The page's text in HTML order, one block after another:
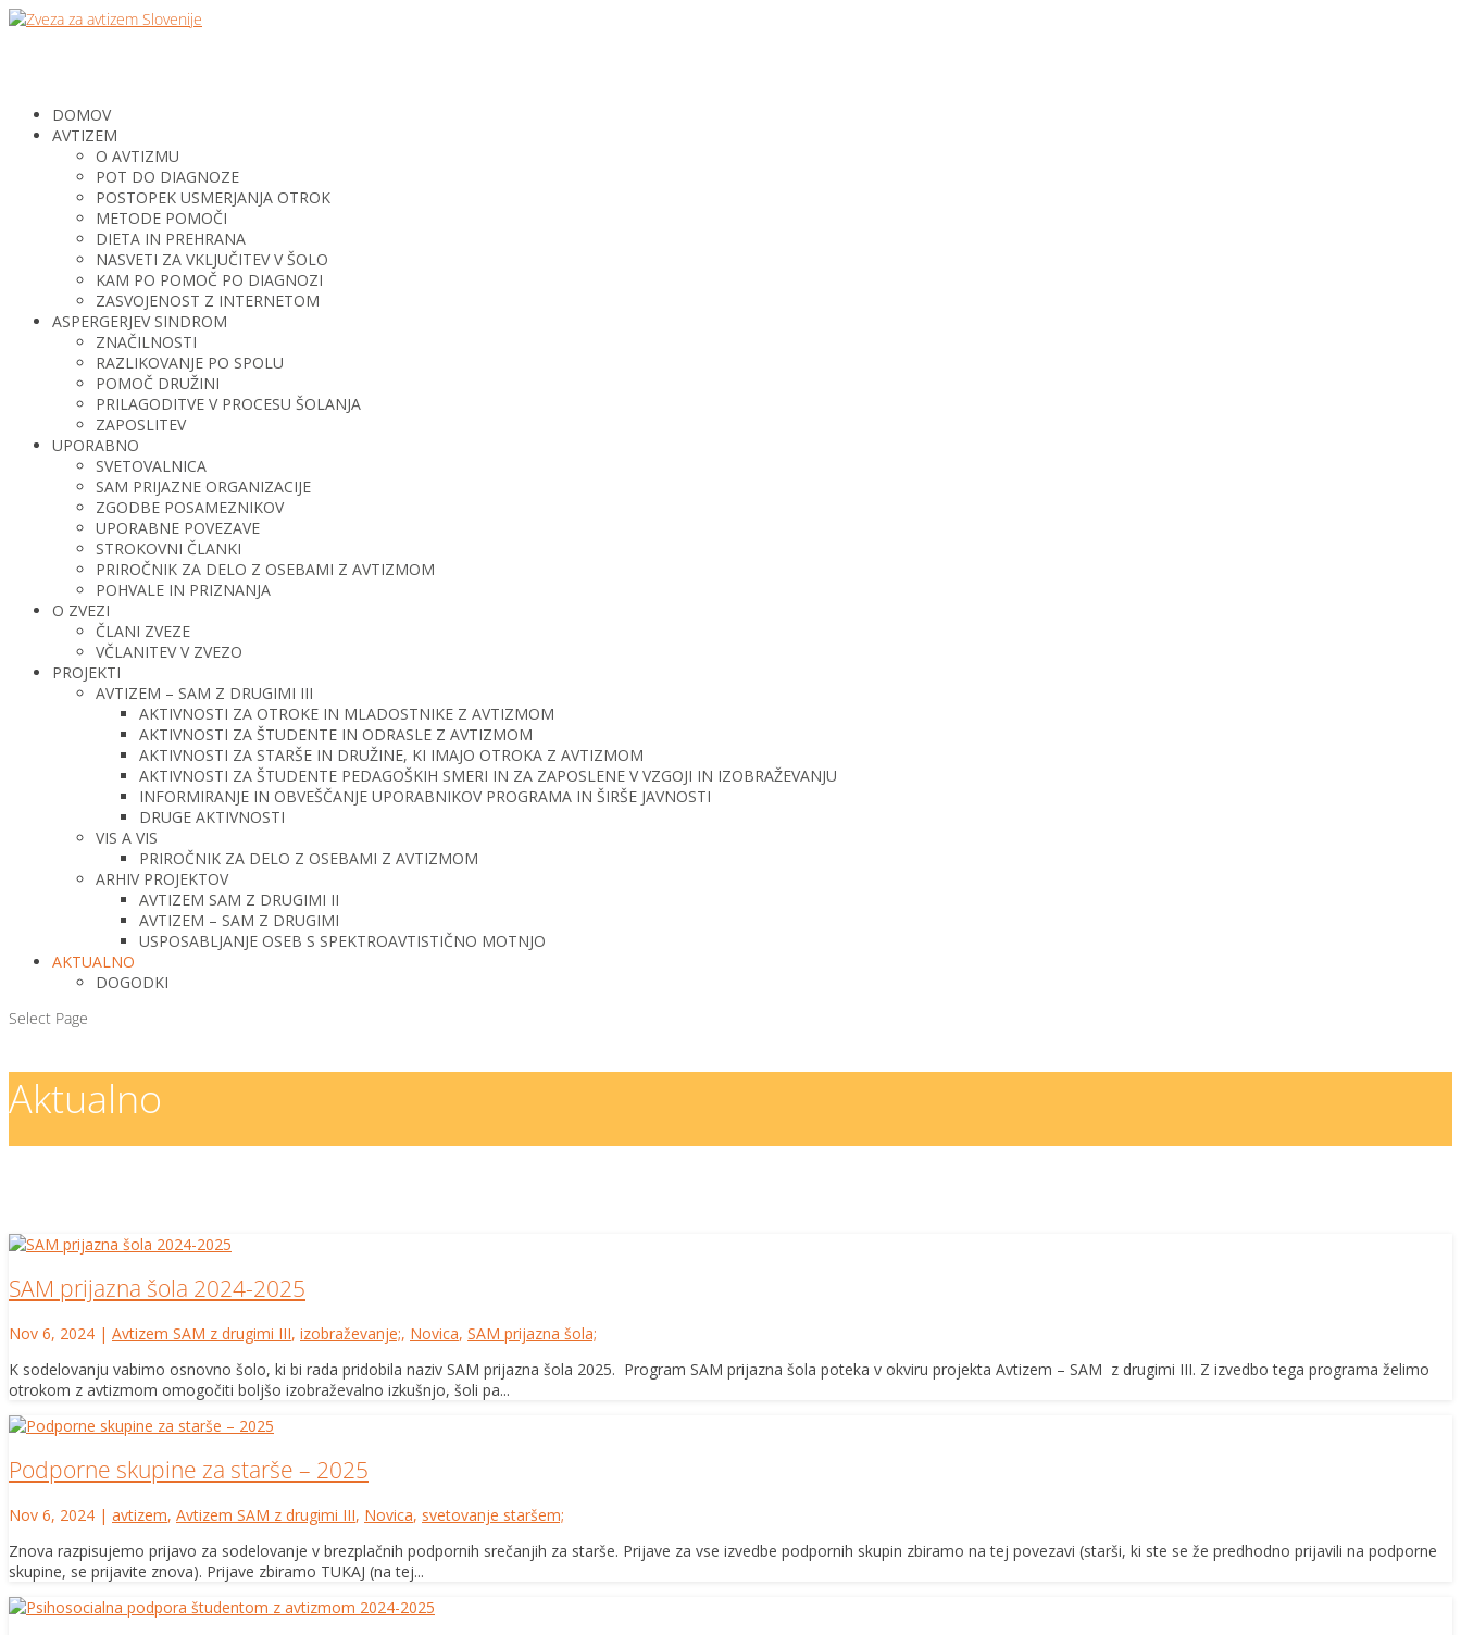
DOMOV
AVTIZEM
O AVTIZMU
POT DO DIAGNOZE
POSTOPEK USMERJANJA OTROK
METODE POMOČI
DIETA IN PREHRANA
NASVETI ZA VKLJUČITEV V ŠOLO
KAM PO POMOČ PO DIAGNOZI
ZASVOJENOST Z INTERNETOM
ASPERGERJEV SINDROM
ZNAČILNOSTI
RAZLIKOVANJE PO SPOLU
POMOČ DRUŽINI
PRILAGODITVE V PROCESU ŠOLANJA
ZAPOSLITEV
UPORABNO
SVETOVALNICA
SAM PRIJAZNE ORGANIZACIJE
ZGODBE POSAMEZNIKOV
UPORABNE POVEZAVE
STROKOVNI ČLANKI
PRIROČNIK ZA DELO Z OSEBAMI Z AVTIZMOM
POHVALE IN PRIZNANJA
O ZVEZI
ČLANI ZVEZE
VČLANITEV V ZVEZO
PROJEKTI
AVTIZEM – SAM Z DRUGIMI III
AKTIVNOSTI ZA OTROKE IN MLADOSTNIKE Z AVTIZMOM
AKTIVNOSTI ZA ŠTUDENTE IN ODRASLE Z AVTIZMOM
AKTIVNOSTI ZA STARŠE IN DRUŽINE, KI IMAJO OTROKA Z AVTIZMOM
AKTIVNOSTI ZA ŠTUDENTE PEDAGOŠKIH SMERI IN ZA ZAPOSLENE V VZGOJI IN IZOBRAŽEVANJU
INFORMIRANJE IN OBVEŠČANJE UPORABNIKOV PROGRAMA IN ŠIRŠE JAVNOSTI
DRUGE AKTIVNOSTI
VIS A VIS
PRIROČNIK ZA DELO Z OSEBAMI Z AVTIZMOM
ARHIV PROJEKTOV
AVTIZEM SAM Z DRUGIMI II
AVTIZEM – SAM Z DRUGIMI
USPOSABLJANJE OSEB S SPEKTROAVTISTIČNO MOTNJO
AKTUALNO
DOGODKI
Select Page
Aktualno
SAM prijazna šola 2024-2025
Nov 6, 2024 | Avtizem SAM z drugimi III, izobraževanje;, Novica, SAM prijazna šola;
K sodelovanju vabimo osnovno šolo, ki bi rada pridobila naziv SAM prijazna šola 2025. Program SAM prijazna šola poteka v okviru projekta Avtizem – SAM z drugimi III. Z izvedbo tega programa želimo
otrokom z avtizmom omogočiti boljšo izobraževalno izkušnjo, šoli pa...
Podporne skupine za starše – 2025
Nov 6, 2024 | avtizem, Avtizem SAM z drugimi III, Novica, svetovanje staršem;
Znova razpisujemo prijavo za sodelovanje v brezplačnih podpornih srečanjih za starše. Prijave za vse izvedbe podpornih skupin zbiramo na tej povezavi (starši, ki ste se že predhodno prijavili na podporne
skupine, se prijavite znova). Prijave zbiramo TUKAJ (na tej...